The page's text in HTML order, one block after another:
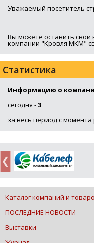
Уважаемый посетитель
Вы можете оставить
компании "Кровля МКМ"
Статистика
Информацию о
сегодня -3
за весь период с момента
Каталог компаний и
ПОСЛЕДНИЕ НОВОСТИ
Выставки